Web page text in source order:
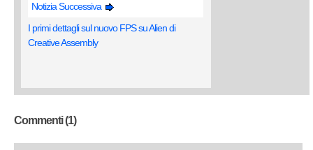
Notizia Successiva
I primi dettagli sul nuovo FPS su Alien di
Creative Assembly
Commenti (1)